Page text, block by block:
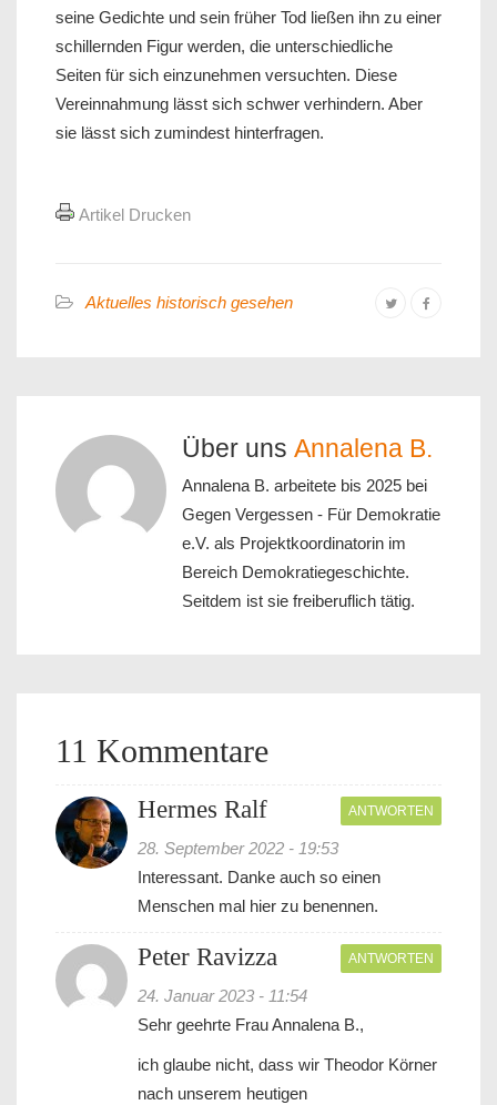
seine Gedichte und sein früher Tod ließen ihn zu einer
schillernden Figur werden, die unterschiedliche
Seiten für sich einzunehmen versuchten. Diese
Vereinnahmung lässt sich schwer verhindern. Aber
sie lässt sich zumindest hinterfragen.
Artikel Drucken
Aktuelles historisch gesehen
Über uns Annalena B.
Annalena B. arbeitete bis 2025 bei
Gegen Vergessen - Für Demokratie
e.V. als Projektkoordinatorin im
Bereich Demokratiegeschichte.
Seitdem ist sie freiberuflich tätig.
11 Kommentare
Hermes Ralf
28. September 2022 - 19:53
ANTWORTEN
Interessant. Danke auch so einen
Menschen mal hier zu benennen.
Peter Ravizza
24. Januar 2023 - 11:54
ANTWORTEN
Sehr geehrte Frau Annalena B.,
ich glaube nicht, dass wir Theodor Körner
nach unserem heutigen